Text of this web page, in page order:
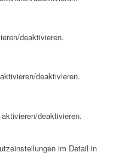
deaktivieren.
deaktivieren.
deaktivieren.
im Detail in